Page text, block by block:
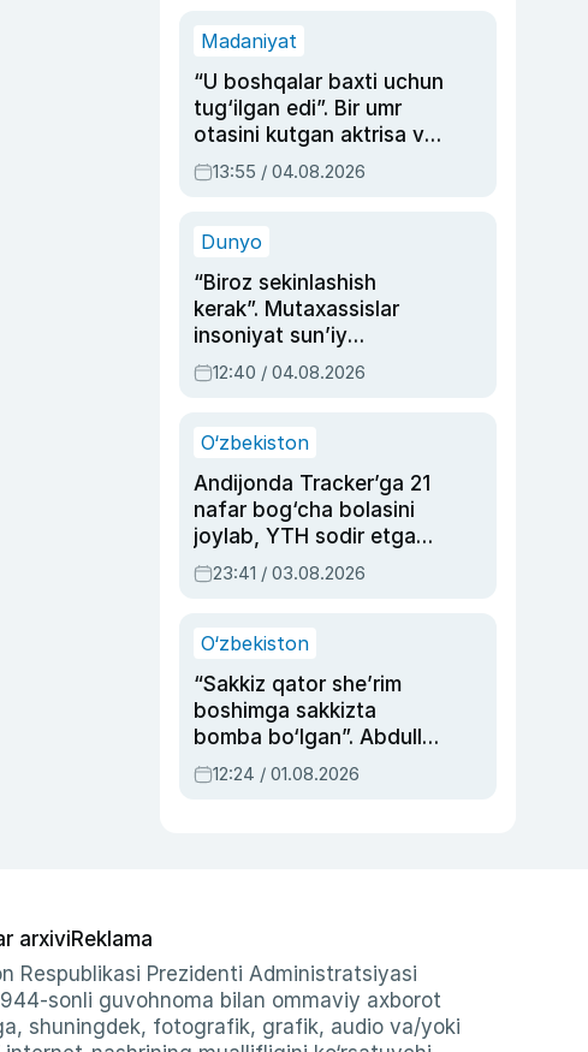
Madaniyat
“U boshqalar baxti uchun
tug‘ilgan edi”. Bir umr
otasini kutgan aktrisa va
dublyaj ustasi Rimma
Ahmedovaning
13:55 / 04.08.2026
Dunyo
“Biroz sekinlashish
kerak”. Mutaxassislar
insoniyat sun’iy
intellektni boshqara
olmay qolishidan xavotir
12:40 / 04.08.2026
O‘zbekiston
Andijonda Tracker’ga 21
nafar bog‘cha bolasini
joylab, YTH sodir etgan
ayolga sud hukmi o‘qildi
23:41 / 03.08.2026
O‘zbekiston
“Sakkiz qator she’rim
boshimga sakkizta
bomba bo‘lgan”. Abdulla
Oripovni siyosiy
ayblovlardan asrab
12:24 / 01.08.2026
arxiviReklama
Respublikasi Prezidenti Administratsiyasi
sonli guvohnoma bilan ommaviy axborot
shuningdek, fotografik, grafik, audio va/yoki